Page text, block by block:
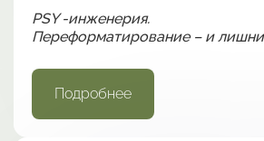
PSY -инженерия.
Переформатирование – и
Подробнее